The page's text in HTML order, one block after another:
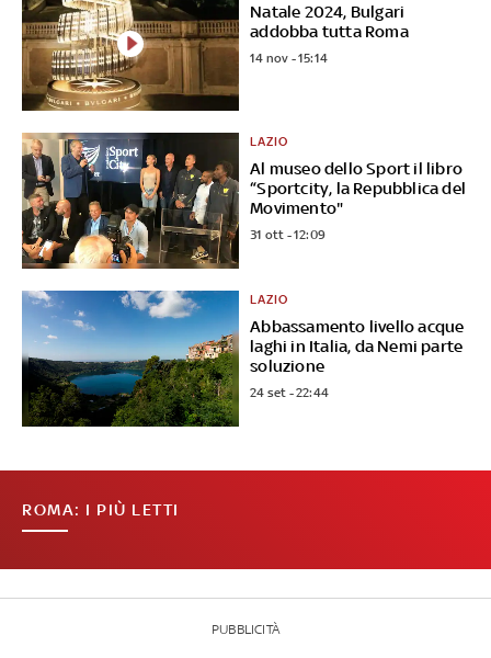
Natale 2024, Bulgari
addobba tutta Roma
14 nov - 15:14
Al museo dello Sport il libro
“Sportcity, la Repubblica del
Movimento"
LAZIO
31 ott - 12:09
Abbassamento livello acque
laghi in Italia, da Nemi parte
soluzione
LAZIO
24 set - 22:44
ROMA: I PIÙ LETTI
PUBBLICITÀ